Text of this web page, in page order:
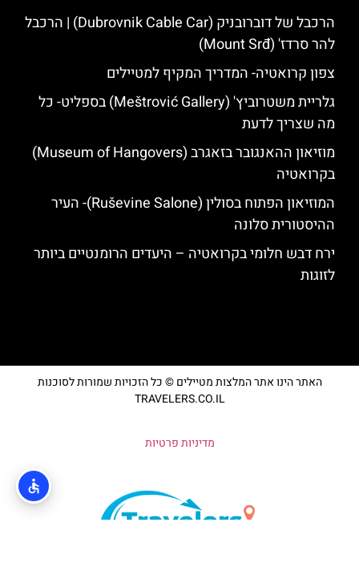
הרכבל של דוברובניק (Dubrovnik Cable Car) | הרכבל
להר סרדז' (Mount Srđ)
צפון קרואטיה- המדריך המקיף למטיילים
גלריית משטרוביץ' (Meštrović Gallery) בספליט- כל
מה שצריך לדעת
מוזיאון ההאנגובר בזאגרב (Museum of Hangovers)
בקרואטיה
המוזיאון הפתוח בסולין (Ruševine Salone)- העיר
ההיסטורית סלונה
ירח דבש חלומי בקרואטיה – היעדים הרומנטיים ביותר
לזוגות
האתר הינו אתר המלצות מטיילים © כל הזכויות שמורות לסוכנות
TRAVELERS.CO.IL
מדיניות פרטיות